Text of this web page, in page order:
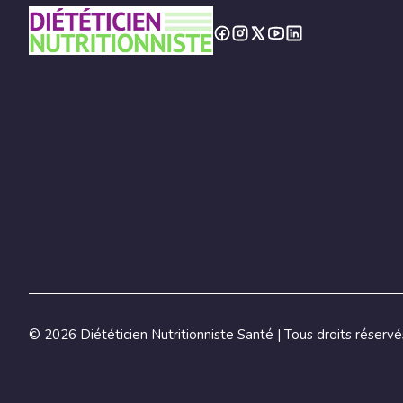
© 2026 Diététicien Nutritionniste Santé | Tous droits